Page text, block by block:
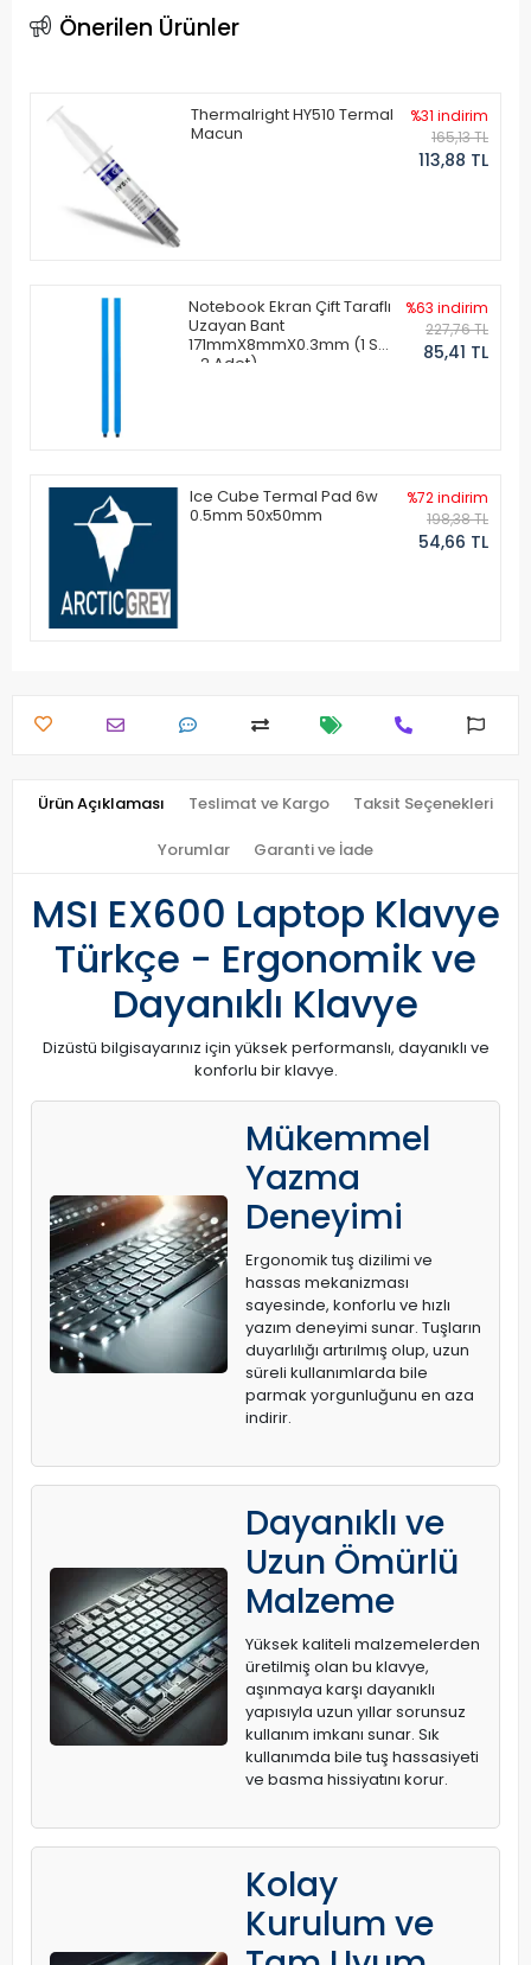
Önerilen Ürünler
Thermalright HY510 Termal
Macun
%31 indirim
165,13 TL
113,88 TL
Notebook Ekran Çift Taraflı
Uzayan Bant
171mmX8mmX0.3mm (1 Set
- 2 Adet)
%63 indirim
227,76 TL
85,41 TL
Ice Cube Termal Pad 6w
0.5mm 50x50mm
%72 indirim
198,38 TL
54,66 TL
Ürün Açıklaması Teslimat ve Kargo Taksit Seçenekleri
Yorumlar Garanti ve İade
MSI EX600 Laptop Klavye
Türkçe - Ergonomik ve
Dayanıklı Klavye
Dizüstü bilgisayarınız için yüksek performanslı, dayanıklı ve
konforlu bir klavye.
Mükemmel
Yazma
Deneyimi
Ergonomik tuş dizilimi ve
hassas mekanizması
sayesinde, konforlu ve hızlı
yazım deneyimi sunar. Tuşların
duyarlılığı artırılmış olup, uzun
süreli kullanımlarda bile
parmak yorgunluğunu en aza
indirir.
Dayanıklı ve
Uzun Ömürlü
Malzeme
Yüksek kaliteli malzemelerden
üretilmiş olan bu klavye,
aşınmaya karşı dayanıklı
yapısıyla uzun yıllar sorunsuz
kullanım imkanı sunar. Sık
kullanımda bile tuş hassasiyeti
ve basma hissiyatını korur.
Kolay
Kurulum ve